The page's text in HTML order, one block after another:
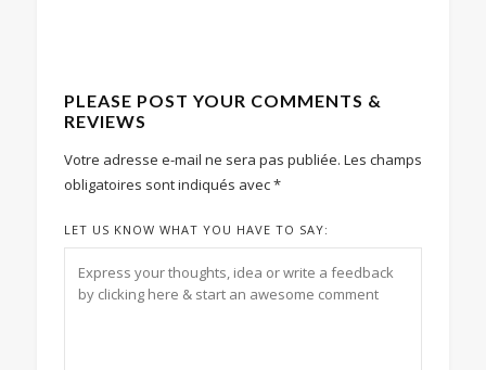
PLEASE POST YOUR COMMENTS &
REVIEWS
Votre adresse e-mail ne sera pas publiée. Les champs
obligatoires sont indiqués avec*
LET US KNOW WHAT YOU HAVE TO SAY: